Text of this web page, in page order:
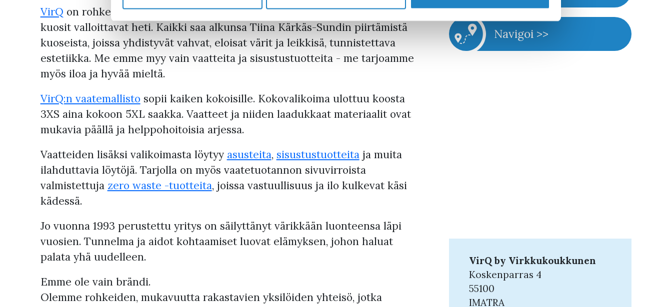
VirQ on rohkea ja korkealaatuinen muoti- ja lifestyle-brändi, jonka kiehtovat
kuosit valloittavat heti. Kaikki saa alkunsa Tiina Kärkäs-Sundin piirtämistä
kuoseista, joissa yhdistyvät vahvat, eloisat värit ja leikkisä, tunnistettava
estetiikka. Me emme myy vain vaatteita ja sisustustuotteita - me tarjoamme
myös iloa ja hyvää mieltä.
VirQ:n vaatemallisto sopii kaiken kokoisille. Kokovalikoima ulottuu koosta
3XS aina kokoon 5XL saakka. Vaatteet ja niiden laadukkaat materiaalit ovat
mukavia päällä ja helppohoitoisia arjessa.
Vaatteiden lisäksi valikoimasta löytyy asusteita, sisustustuotteitaja muita
ilahduttavia löytöjä. Tarjolla on myös vaatetuotannon sivuvirroista
valmistettuja zero waste -tuotteita, joissa vastuullisuus ja ilo kulkevat käsi
kädessä.
Jo vuonna 1993 perustettu yritys on säilyttänyt värikkään luonteensa läpi
vuosien. Tunnelma ja aidot kohtaamiset luovat elämyksen, johon haluat
palata yhä uudelleen.
Emme ole vain brändi.
Olemme rohkeiden, mukavuutta rakastavien yksilöiden yhteisö, jotka
Navigoi >>
VirQ by Virkkukoukkunen
Koskenparras 4
55100
IMATRA